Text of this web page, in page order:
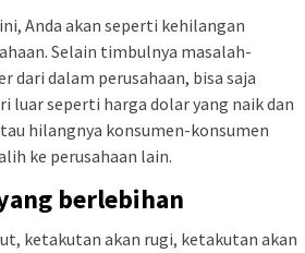
Anda akan seperti kehilangan
Selain timbulnya masalah-
dari dalam perusahaan, bisa saja
luar seperti harga dolar yang naik dan
hilangnya konsumen-konsumen
ke perusahaan lain.
berlebihan
ketakutan akan rugi, ketakutan akan